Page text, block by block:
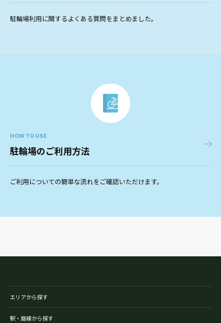
駐輪場利用に関するよくある質問をまとめました。
HOW TO USE
駐輪場のご利用方法
ご利用についての簡単な流れをご確認いただけます。
エリアから探す
駅・路線から探す